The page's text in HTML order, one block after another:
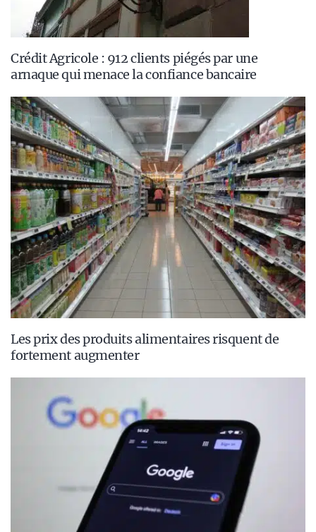
Crédit Agricole : 912 clients piégés par une
arnaque qui menace la confiance bancaire
Les prix des produits alimentaires risquent de
fortement augmenter